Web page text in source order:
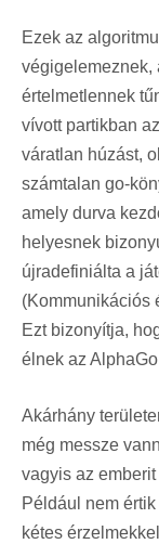
Ezek az
végigelemeznek,
értelmetlennek
vívott partikban
váratlan húzást,
számtalan go-
amely durva
helyesnek
újradefiniálta a
(Kommunikációs
Ezt bizonyítja,
élnek az
Akárhány
még messze
vagyis az
Például nem
kétes